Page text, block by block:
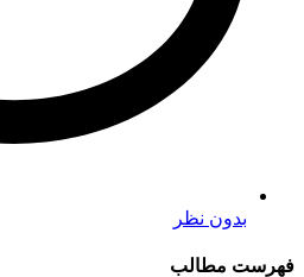
بدون نظر
فهرست مطالب